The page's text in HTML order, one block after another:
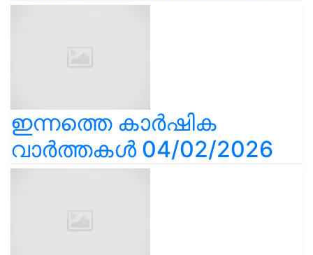
ഇന്നത്തെ കാർഷിക
വാർത്തകൾ 04/02/2026